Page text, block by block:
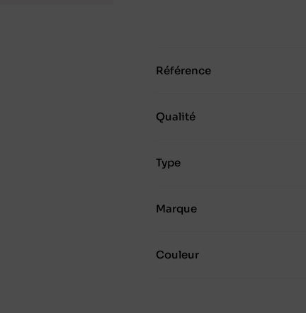
Référence
Qualité
Type
Marque
Couleur